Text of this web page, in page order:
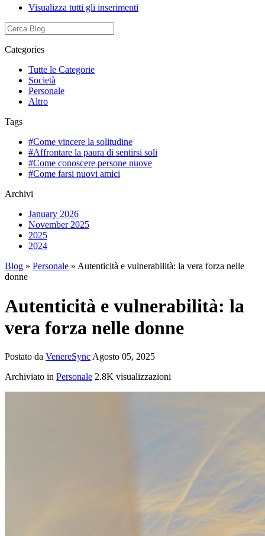
Visualizza tutti gli inserimenti
Categories
Tutte le Categorie
Società
Personale
Altro
Tags
#Come vincere la solitudine
#Affrontare la paura di sentirsi soli
#Come conoscere persone nuove
#Come farsi nuovi amici
Archivi
January 2026
November 2025
2025
2024
Blog » Personale » Autenticità e vulnerabilità: la vera forza nelle
donne
Autenticità e vulnerabilità: la
vera forza nelle donne
Postato da VenereSync Agosto 05, 2025
Archiviato in Personale 2.8K visualizzazioni